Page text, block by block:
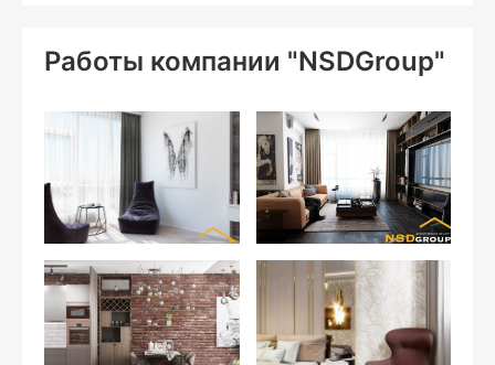
Работы компании "NSDGroup"